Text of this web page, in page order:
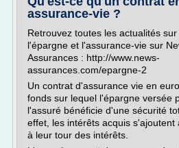
assurance-vie ?
Retrouvez toutes les actualités sur
l'épargne et l'assurance-vie sur
Assurances : http://www.news-
assurances.com/epargne-2
Un contrat d'assurance vie en
fonds sur lequel l'épargne versée
l'assuré bénéficie d'une sécurité
effet, les intérêts acquis
à leur tour des intérêts.